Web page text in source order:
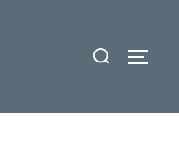
Suchen